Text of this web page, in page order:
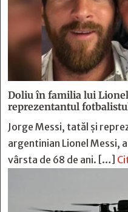
Doliu în familia lui
reprezentantul
Jorge Messi, tatăl și
argentinian Lionel Messi,
vârsta de 68 de ani. […]